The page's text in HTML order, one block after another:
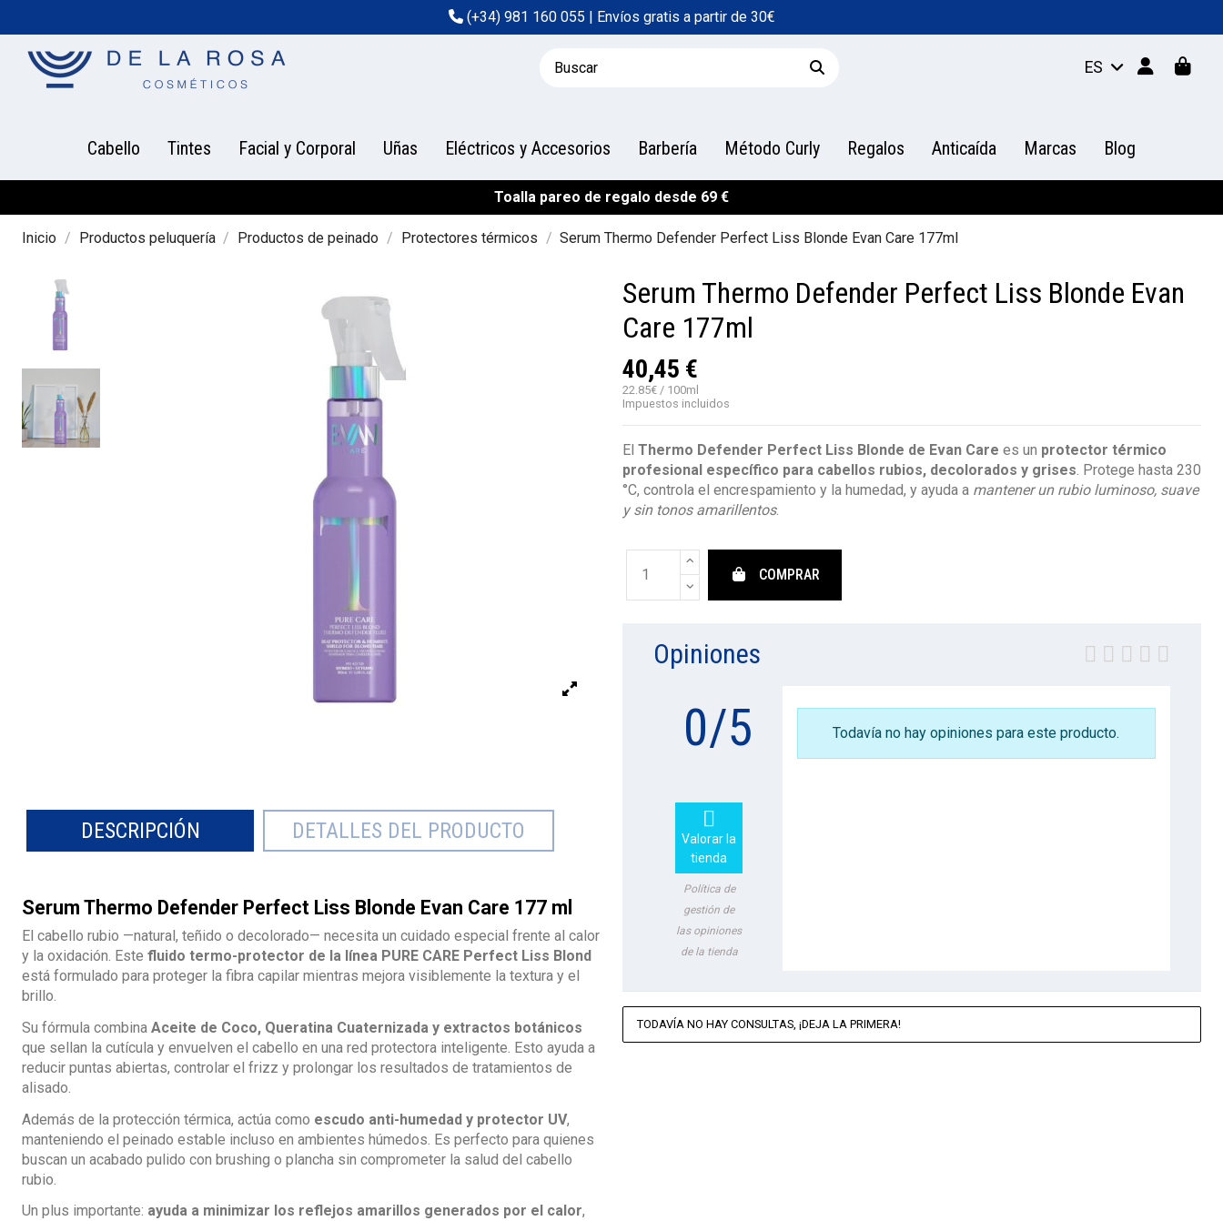
(+34) 981 160 055 | Envíos gratis a partir de 30€
ES
Cabello Tintes Facial y Corporal Uñas Eléctricos y Accesorios Barbería Método Curly Regalos Anticaída Marcas Blog
Toalla pareo de regalo desde 69 €
Inicio Productos peluquería Productos de peinado Protectores térmicos Serum Thermo Defender Perfect Liss Blonde Evan Care 177ml
DESCRIPCIÓN DETALLES DEL PRODUCTO
Serum Thermo Defender Perfect Liss Blonde Evan Care 177 ml
El cabello rubio —natural, teñido o decolorado— necesita un cuidado especial frente al calor
y la oxidación. Este fluido termo-protector de la línea PURE CARE Perfect Liss Blond
está formulado para proteger la fibra capilar mientras mejora visiblemente la textura y el
brillo.
Su fórmula combina Aceite de Coco, Queratina Cuaternizada y extractos botánicos
que sellan la cutícula y envuelven el cabello en una red protectora inteligente. Esto ayuda a
reducir puntas abiertas, controlar el frizz y prolongar los resultados de tratamientos de
alisado.
Además de la protección térmica, actúa como escudo anti-humedad y protector UV,
manteniendo el peinado estable incluso en ambientes húmedos. Es perfecto para quienes
buscan un acabado pulido con brushing o plancha sin comprometer la salud del cabello
rubio.
Un plus importante: ayuda a minimizar los reflejos amarillos generados por el calor,
Serum Thermo Defender Perfect Liss Blonde Evan
Care 177ml
40,45 €
22.85€ / 100ml
Impuestos incluidos
El Thermo Defender Perfect Liss Blonde de Evan Care es un protector térmico
profesional específico para cabellos rubios, decolorados y grises . Protege hasta 230
°C, controla el encrespamiento y la humedad, y ayuda a mantener un rubio luminoso, suave
y sin tonos amarillentos.
COMPRAR
Opiniones
0/5

Valorar la
tienda
Política de
gestión de
las opiniones
de la tienda
Todavía no hay opiniones para este producto.
TODAVÍA NO HAY CONSULTAS, ¡DEJA LA PRIMERA!